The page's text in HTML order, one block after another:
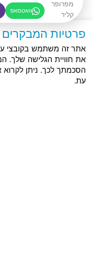
פרטיות
את חוויית הגלישה שלך.
הסכמתך לכך. ניתן לקרוא
עת.
וואטסאפ